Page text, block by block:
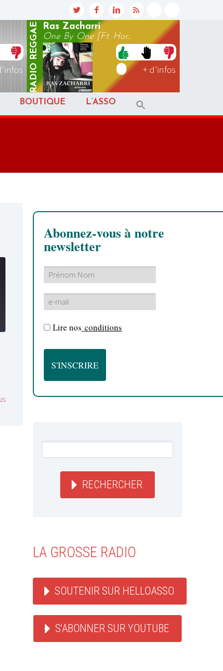
RADIO
REGGAE
Ras Zacharri
One By One [Ft. Hor...
+ d'infos
BOUTIQUE L’ASSO
Abonnez-vous à notre
newsletter
Lire nos conditions
RECHERCHER
LA GROSSE RADIO
SOUTENIR SUR HELLOASSO
S'ABONNER SUR YOUTUBE